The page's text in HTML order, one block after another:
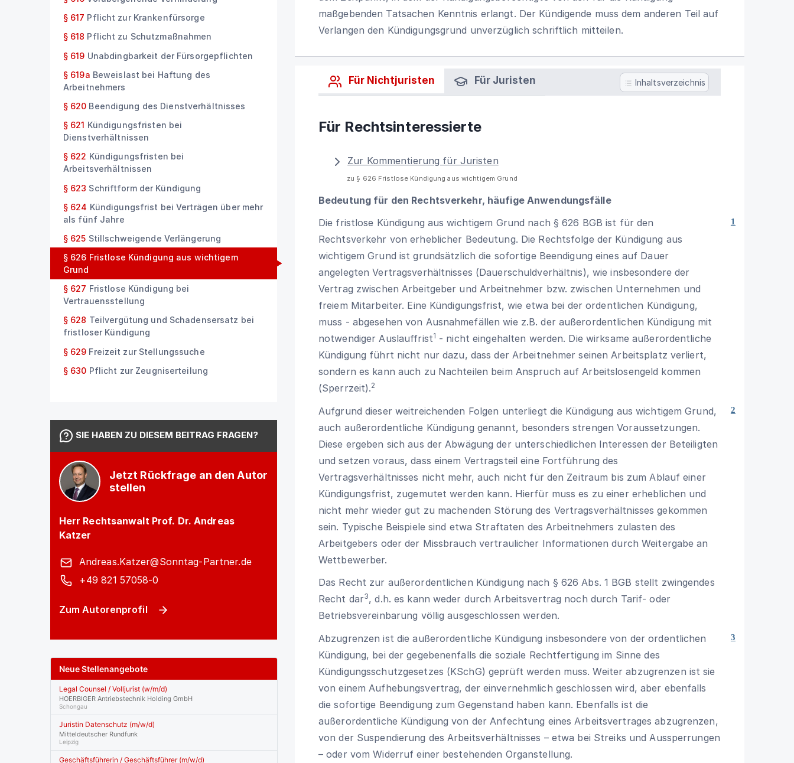
§ 617 Pflicht zur Krankenfürsorge
§ 618 Pflicht zu Schutzmaßnahmen
§ 619 Unabdingbarkeit der Fürsorgepflichten
§ 619a Beweislast bei Haftung des
Arbeitnehmers
§ 620 Beendigung des Dienstverhältnisses
§ 621 Kündigungsfristen bei
Dienstverhältnissen
§ 622 Kündigungsfristen bei
Arbeitsverhältnissen
§ 623 Schriftform der Kündigung
§ 624 Kündigungsfrist bei Verträgen über mehr
als fünf Jahre
§ 625 Stillschweigende Verlängerung
§ 626 Fristlose Kündigung aus wichtigem
Grund
§ 627 Fristlose Kündigung bei
Vertrauensstellung
§ 628 Teilvergütung und Schadensersatz bei
fristloser Kündigung
§ 629 Freizeit zur Stellungssuche
§ 630 Pflicht zur Zeugniserteilung
SIE HABEN ZU DIESEM BEITRAG FRAGEN?
Jetzt Rückfrage an den Autor
stellen
Herr Rechtsanwalt Prof. Dr. Andreas
Katzer
Andreas.Katzer@Sonntag-Partner.de
+49 821 57058-0
Zum Autorenprofil
maßgebenden Tatsachen Kenntnis erlangt. Der Kündigende muss dem anderen Teil auf
Verlangen den Kündigungsgrund unverzüglich schriftlich mitteilen.
Für Nichtjuristen Für Juristen Inhaltsverzeichnis
Für Rechtsinteressierte
Zur Kommentierung für Juristen
zu § 626 Fristlose Kündigung aus wichtigem Grund
Bedeutung für den Rechtsverkehr, häufige Anwendungsfälle
1
Die fristlose Kündigung aus wichtigem Grund nach § 626 BGB ist für den
Rechtsverkehr von erheblicher Bedeutung. Die Rechtsfolge der Kündigung aus
wichtigem Grund ist grundsätzlich die sofortige Beendigung eines auf Dauer
angelegten Vertragsverhältnisses (Dauerschuldverhältnis), wie insbesondere der
Vertrag zwischen Arbeitgeber und Arbeitnehmer bzw. zwischen Unternehmen und
freiem Mitarbeiter. Eine Kündigungsfrist, wie etwa bei der ordentlichen Kündigung,
muss - abgesehen von Ausnahmefällen wie z.B. der außerordentlichen Kündigung mit
notwendiger Auslauffrist1 - nicht eingehalten werden. Die wirksame außerordentliche
Kündigung führt nicht nur dazu, dass der Arbeitnehmer seinen Arbeitsplatz verliert,
sondern es kann auch zu Nachteilen beim Anspruch auf Arbeitslosengeld kommen
(Sperrzeit).2
2
Aufgrund dieser weitreichenden Folgen unterliegt die Kündigung aus wichtigem Grund,
auch außerordentliche Kündigung genannt, besonders strengen Voraussetzungen.
Diese ergeben sich aus der Abwägung der unterschiedlichen Interessen der Beteiligten
und setzen voraus, dass einem Vertragsteil eine Fortführung des
Vertragsverhältnisses nicht mehr, auch nicht für den Zeitraum bis zum Ablauf einer
Kündigungsfrist, zugemutet werden kann. Hierfür muss es zu einer erheblichen und
nicht mehr wieder gut zu machenden Störung des Vertragsverhältnisses gekommen
sein. Typische Beispiele sind etwa Straftaten des Arbeitnehmers zulasten des
Arbeitgebers oder der Missbrauch vertraulicher Informationen durch Weitergabe an
Wettbewerber.
Das Recht zur außerordentlichen Kündigung nach § 626 Abs. 1 BGB stellt zwingendes
Recht dar3, d.h. es kann weder durch Arbeitsvertrag noch durch Tarif- oder
Betriebsvereinbarung völlig ausgeschlossen werden.
3
Abzugrenzen ist die außerordentliche Kündigung insbesondere von der ordentlichen
Kündigung, bei der gegebenenfalls die soziale Rechtfertigung im Sinne des
Kündigungsschutzgesetzes (KSchG) geprüft werden muss. Weiter abzugrenzen ist sie
von einem Aufhebungsvertrag, der einvernehmlich geschlossen wird, aber ebenfalls
die sofortige Beendigung zum Gegenstand haben kann. Ebenfalls ist die
außerordentliche Kündigung von der Anfechtung eines Arbeitsvertrages abzugrenzen,
von der Suspendierung des Arbeitsverhältnisses – etwa bei Streiks und Aussperrungen
– oder vom Widerruf einer bestehenden Organstellung.